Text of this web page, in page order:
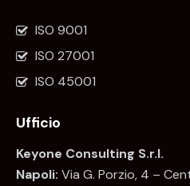
ISO 9001
ISO 27001
ISO 45001
Ufficio
Keyone Consulting S.r.l.
Napoli: Via G. Porzio, 4 –